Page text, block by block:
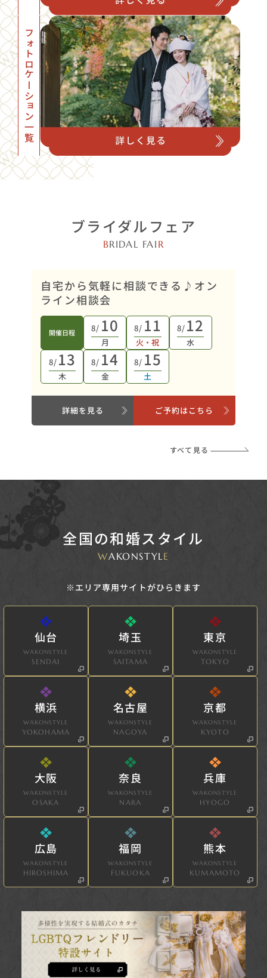
フォトロケーション一覧
ブライダルフェア
BRIDAL FAI R
自宅から気軽に相談できる♪オン
ライン相談会
開催日程 8/ 10
月
8/ 11
火・祝
8/ 12
水
8/ 13
木
8/ 14
金
8/ 15
土
詳細を見る ご予約はこちら
すべて見る
全国の和婚スタイル
WAKONSTYL E
※エリア専用サイトがひらきます
仙台
WAKONSTYLE
SENDAI
埼玉
WAKONSTYLE
SAITAMA
東京
WAKONSTYLE
TOKYO
横浜
WAKONSTYLE
YOKOHAMA
名古屋
WAKONSTYLE
NAGOYA
京都
WAKONSTYLE
KYOTO
大阪
WAKONSTYLE
OSAKA
奈良
WAKONSTYLE
NARA
兵庫
WAKONSTYLE
HYOGO
広島
WAKONSTYLE
HIROSHIMA
福岡
WAKONSTYLE
FUKUOKA
熊本
WAKONSTYLE
KUMAMOTO